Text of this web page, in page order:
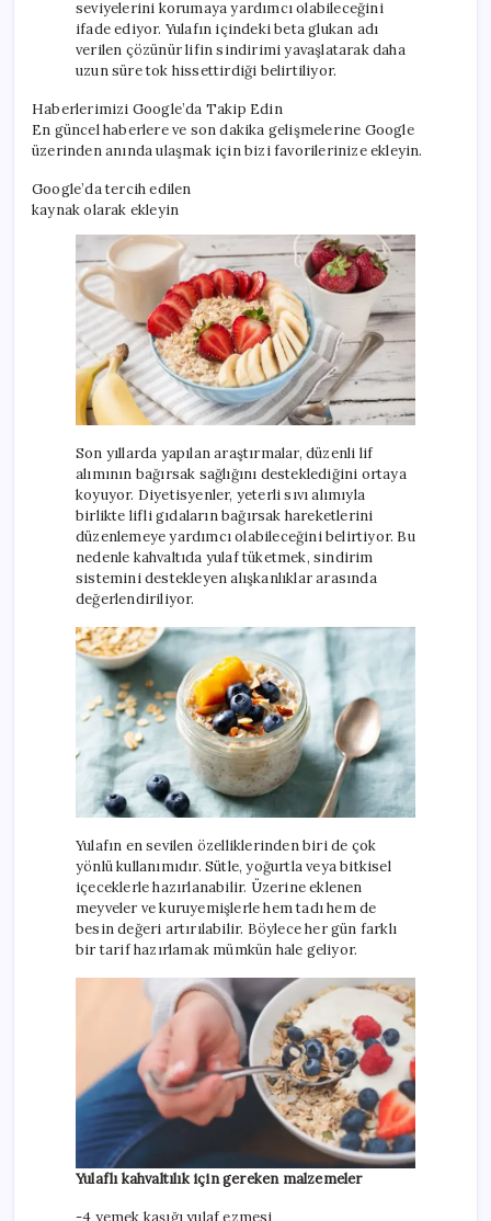
seviyelerini korumaya yardımcı olabileceğini
ifade ediyor. Yulafın içindeki beta glukan adı
verilen çözünür lifin sindirimi yavaşlatarak daha
uzun süre tok hissettirdiği belirtiliyor.
Haberlerimizi Google’da Takip Edin
En güncel haberlere ve son dakika gelişmelerine Google
üzerinden anında ulaşmak için bizi favorilerinize ekleyin.
Google’da tercih edilen
kaynak olarak ekleyin
Son yıllarda yapılan araştırmalar, düzenli lif
alımının bağırsak sağlığını desteklediğini ortaya
koyuyor. Diyetisyenler, yeterli sıvı alımıyla
birlikte lifli gıdaların bağırsak hareketlerini
düzenlemeye yardımcı olabileceğini belirtiyor. Bu
nedenle kahvaltıda yulaf tüketmek, sindirim
sistemini destekleyen alışkanlıklar arasında
değerlendiriliyor.
Yulafın en sevilen özelliklerinden biri de çok
yönlü kullanımıdır. Sütle, yoğurtla veya bitkisel
içeceklerle hazırlanabilir. Üzerine eklenen
meyveler ve kuruyemişlerle hem tadı hem de
besin değeri artırılabilir. Böylece her gün farklı
bir tarif hazırlamak mümkün hale geliyor.
Yulaflı kahvaltılık için gereken malzemeler
-4 yemek kaşığı yulaf ezmesi